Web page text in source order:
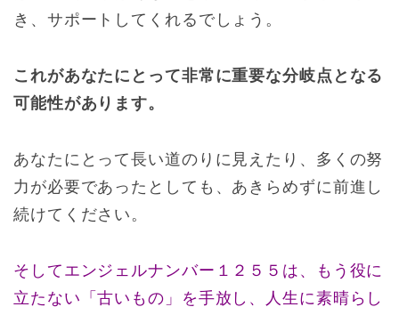
き、サポートしてくれるでしょう。
これがあなたにとって非常に重要な分岐点となる
可能性があります。
あなたにとって長い道のりに見えたり、多くの努
力が必要であったとしても、あきらめずに前進し
続けてください。
そしてエンジェルナンバー１２５５は、もう役に
立たない「古いもの」を手放し、人生に素晴らし